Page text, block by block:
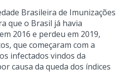
Brasileira de Imunizações
que o Brasil já havia
2016 e perdeu em 2019,
que começaram com a
infectados vindos da
causa da queda dos índices